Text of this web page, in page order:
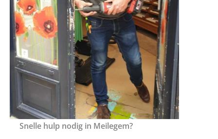
Snelle hulp nodig in Meilegem?